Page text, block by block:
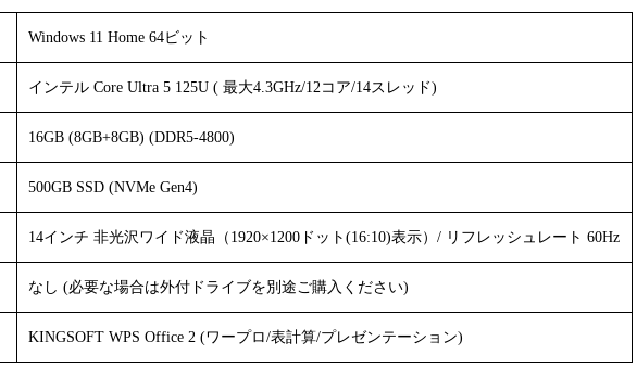
Windows 11 Home 64ビット
インテル Core Ultra 5 125U ( 最大4.3GHz/12コア/14スレッド)
16GB (8GB+8GB) (DDR5-4800)
500GB SSD (NVMe Gen4)
14インチ 非光沢ワイド液晶（1920×1200ドット(16:10)表示）/ リフレッシュレート 60Hz
なし (必要な場合は外付ドライブを別途ご購入ください)
KINGSOFT WPS Office 2 (ワープロ/表計算/プレゼンテーション)